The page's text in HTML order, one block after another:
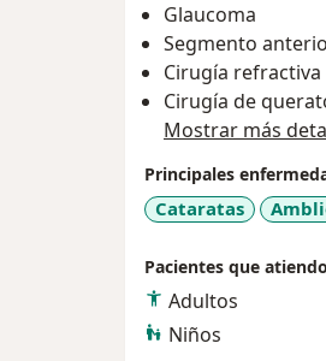
Glaucoma
Segmento
Cirugía refractiva
Cirugía de
Mostrar más
Principales
Cataratas
Pacientes que atiendo
Adultos
Niños